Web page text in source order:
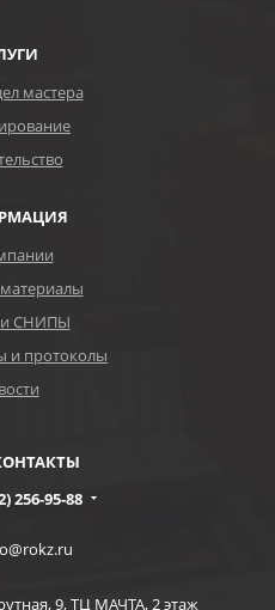
мастера
СНИПЫ
и протоколы
256-95-88
9, ТЦ МАЧТА, 2 этаж